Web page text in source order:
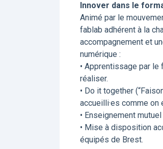
Innover dans le
Animé par le
fablab adhérent à la
accompagnement et
numérique :
• Apprentissage par
réaliser.
• Do it together
accueilli·es comme on
• Enseignement
• Mise à disposition
équipés de Brest.